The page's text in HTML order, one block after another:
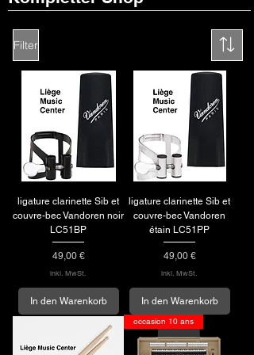
Filter
ligature clarinette Sib et
couvre-bec Vandoren noir
LC51BP
Preis
49,00 €
inkl. MwSt.
In den Warenkorb
ligature clarinette Sib et
couvre-bec Vandoren
étain LC51PP
Preis
49,00 €
inkl. MwSt.
In den Warenkorb
occasion 10 ans